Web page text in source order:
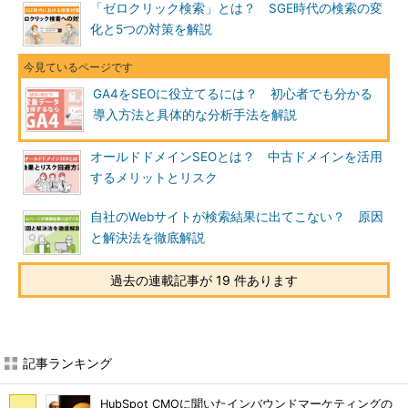
「ゼロクリック検索」とは？ SGE時代の検索の変
化と5つの対策を解説
GA4をSEOに役立てるには？ 初心者でも分かる
導入方法と具体的な分析手法を解説
オールドドメインSEOとは？ 中古ドメインを活用
するメリットとリスク
自社のWebサイトが検索結果に出てこない？ 原因
と解決法を徹底解説
過去の連載記事が 19 件あります
記事ランキング
HubSpot CMOに聞いたインバウンドマーケティングの